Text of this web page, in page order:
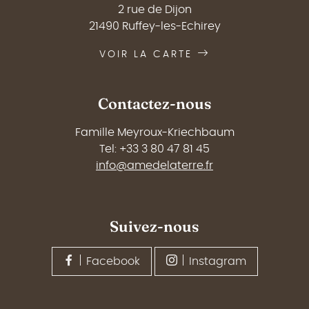
2 rue de Dijon
21490 Ruffey-les-Echirey
VOIR LA CARTE
Contactez-nous
Famille Meyroux-Kriechbaum
Tel: +33 3 80 47 81 45
info@amedelaterre.fr
Suivez-nous
Facebook Instagram